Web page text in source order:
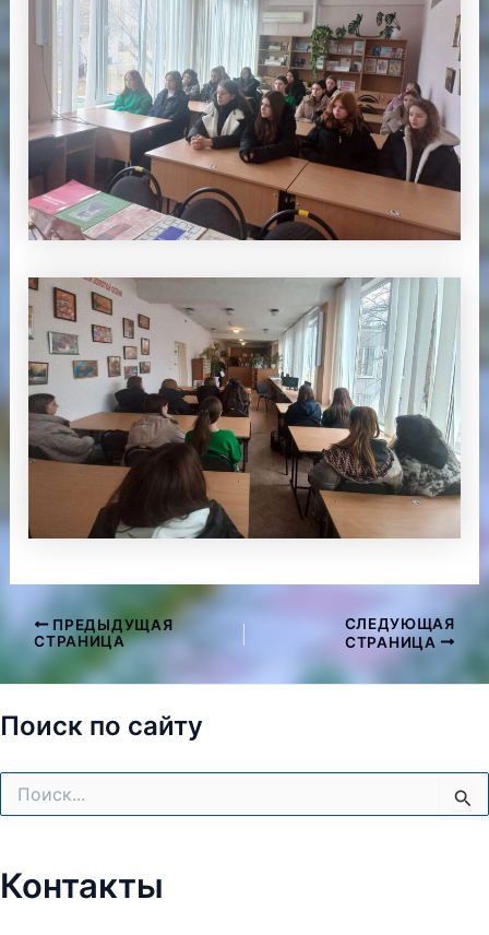
Навигация
записям
ПРЕДЫДУЩАЯ
СТРАНИЦА
СЛЕДУЮЩАЯ
СТРАНИЦА
Поиск по сайту
Контакты